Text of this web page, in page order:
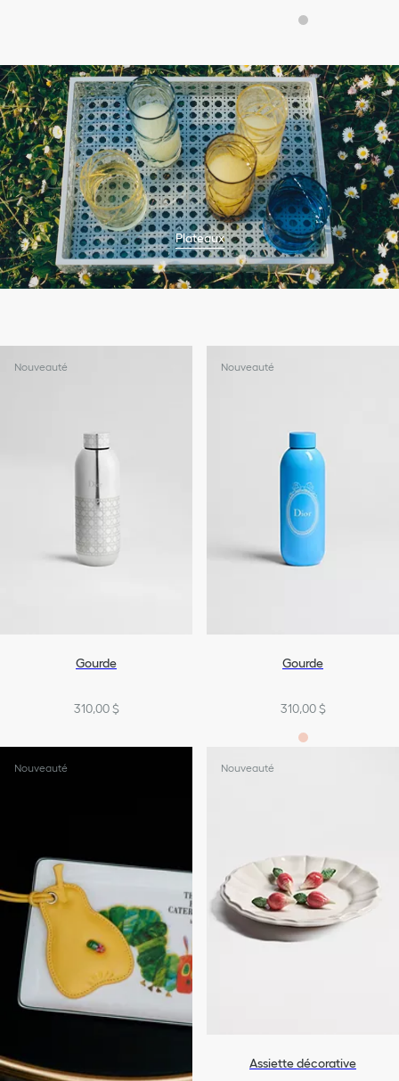
Plateaux
Nouveauté
Gourde
310,00 $
Nouveauté
Gourde
310,00 $
Nouveauté Nouveauté
Assiette décorative